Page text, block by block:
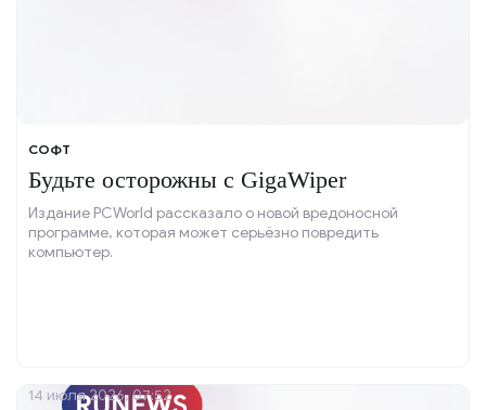
СОФТ
Будьте осторожны с GigaWiper
Издание PCWorld рассказало о новой вредоносной
программе, которая может серьёзно повредить
компьютер.
14 июля 2026, 07:52